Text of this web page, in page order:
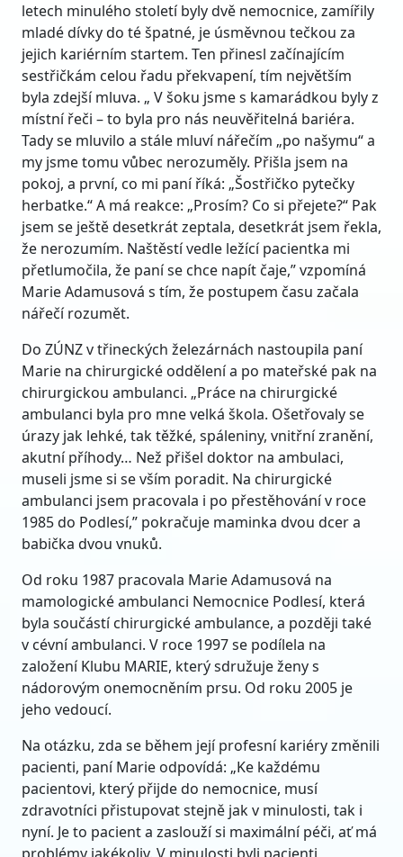
letech minulého století byly dvě nemocnice, zamířily
mladé dívky do té špatné, je úsměvnou tečkou za
jejich kariérním startem. Ten přinesl začínajícím
sestřičkám celou řadu překvapení, tím největším
byla zdejší mluva. „ V šoku jsme s kamarádkou byly z
místní řeči – to byla pro nás neuvěřitelná bariéra.
Tady se mluvilo a stále mluví nářečím „po našymu“ a
my jsme tomu vůbec nerozuměly. Přišla jsem na
pokoj, a první, co mi paní říká: „Šostřičko pytečky
herbatke.“ A má reakce: „Prosím? Co si přejete?“ Pak
jsem se ještě desetkrát zeptala, desetkrát jsem řekla,
že nerozumím. Naštěstí vedle ležící pacientka mi
přetlumočila, že paní se chce napít čaje,” vzpomíná
Marie Adamusová s tím, že postupem času začala
nářečí rozumět.
Do ZÚNZ v třineckých železárnách nastoupila paní
Marie na chirurgické oddělení a po mateřské pak na
chirurgickou ambulanci. „Práce na chirurgické
ambulanci byla pro mne velká škola. Ošetřovaly se
úrazy jak lehké, tak těžké, spáleniny, vnitřní zranění,
akutní příhody… Než přišel doktor na ambulaci,
museli jsme si se vším poradit. Na chirurgické
ambulanci jsem pracovala i po přestěhování v roce
1985 do Podlesí,” pokračuje maminka dvou dcer a
babička dvou vnuků.
Od roku 1987 pracovala Marie Adamusová na
mamologické ambulanci Nemocnice Podlesí, která
byla součástí chirurgické ambulance, a později také
v cévní ambulanci. V roce 1997 se podílela na
založení Klubu MARIE, který sdružuje ženy s
nádorovým onemocněním prsu. Od roku 2005 je
jeho vedoucí.
Na otázku, zda se během její profesní kariéry změnili
pacienti, paní Marie odpovídá: „Ke každému
pacientovi, který přijde do nemocnice, musí
zdravotníci přistupovat stejně jak v minulosti, tak i
nyní. Je to pacient a zaslouží si maximální péči, ať má